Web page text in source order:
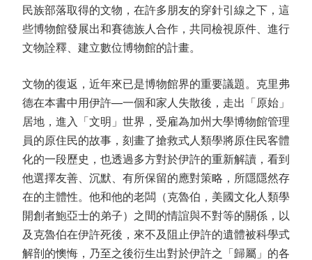
民族部落取得的文物，在許多朋友的穿針引線之下，這
些博物館發展出和賽德族人合作，共同檢視原件、進行
文物詮釋、建立數位博物館的計畫。
文物的復返，近年來已是博物館界的重要議題。克里弗
德在本書中用伊許—一個和家人失散後，走出「原始」
居地，進入「文明」世界，受雇為加州大學博物館管理
員的原住民的故事，刻畫了搶救式人類學將原住民客體
化的一段歷史，也透過多方對於伊許的重新解讀，看到
他選擇友善、沉默、有所保留的應對策略，所隱隱然存
在的主體性。他和他的老闆（克魯伯，美國文化人類學
開創者鮑亞士的弟子）之間的情誼與不對等的關係，以
及克魯伯在伊許死後，來不及阻止伊許的遺體被科學式
解剖的懊悔，乃至之後衍生出對於伊許之「歸屬」的各